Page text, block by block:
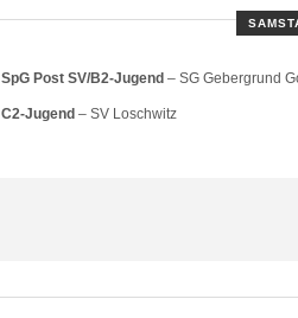
SpG Post SV/B2-Jugend – SG Gebergrund
C2-Jugend – SV Loschwitz